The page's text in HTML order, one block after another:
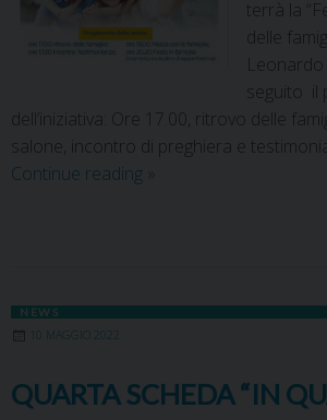
terrà la
delle
Leonardo
seguito
dell’iniziativa: Ore 17.00, ritrovo delle
salone, incontro di preghiera e
Continue reading »
NEWS
10 MAGGIO 2022
QUARTA SCHEDA “IN